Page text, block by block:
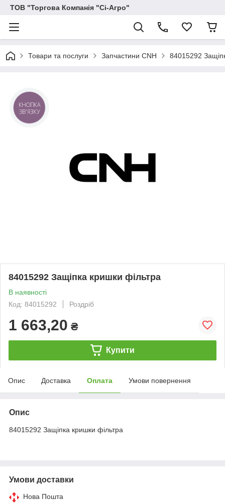
ТОВ "Торгова Компанія "Сі-Агро"
Товари та послуги Запчастини CNH 84015292
84015292 Защіпка кришки фільтра
В наявності
Код: 84015292
Роздріб
1 663,20 ₴
Купити
Опис Доставка Оплата Умови повернення
Опис
84015292 Защіпка кришки фільтра
Умови доставки
Нова Пошта
КНОПКА
ЗВ'ЯЗКУ